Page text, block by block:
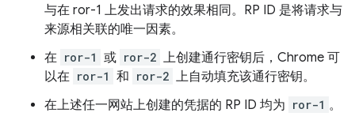
与在 ror-1 上发出请求的效果相同。RP ID 是将请求与
来源相关联的唯一因素。
在 ror-1 或 ror-2 上创建通行密钥后，Chrome 可
以在 ror-1 和 ror-2 上自动填充该通行密钥。
在上述任一网站上创建的凭据的 RP ID 均为 ror-1 。